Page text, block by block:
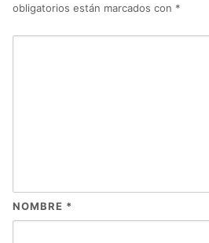
obligatorios están marcados con *
NOMBRE *